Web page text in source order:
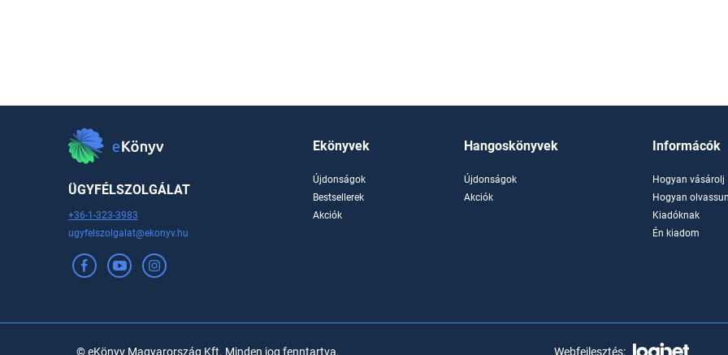
ÜGYFÉLSZOLGÁLAT
+36-1-323-3983
ugyfelszolgalat@ekonyv.hu
Ekönyvek
Újdonságok
Bestsellerek
Akciók
Hangoskönyvek
Újdonságok
Akciók
Informácók
Hogyan vásárolj
Hogyan
Kiadóknak
Én kiadom
© eKönyv Magyarország Kft. Minden jog fenntartva. Webfejlesztés: